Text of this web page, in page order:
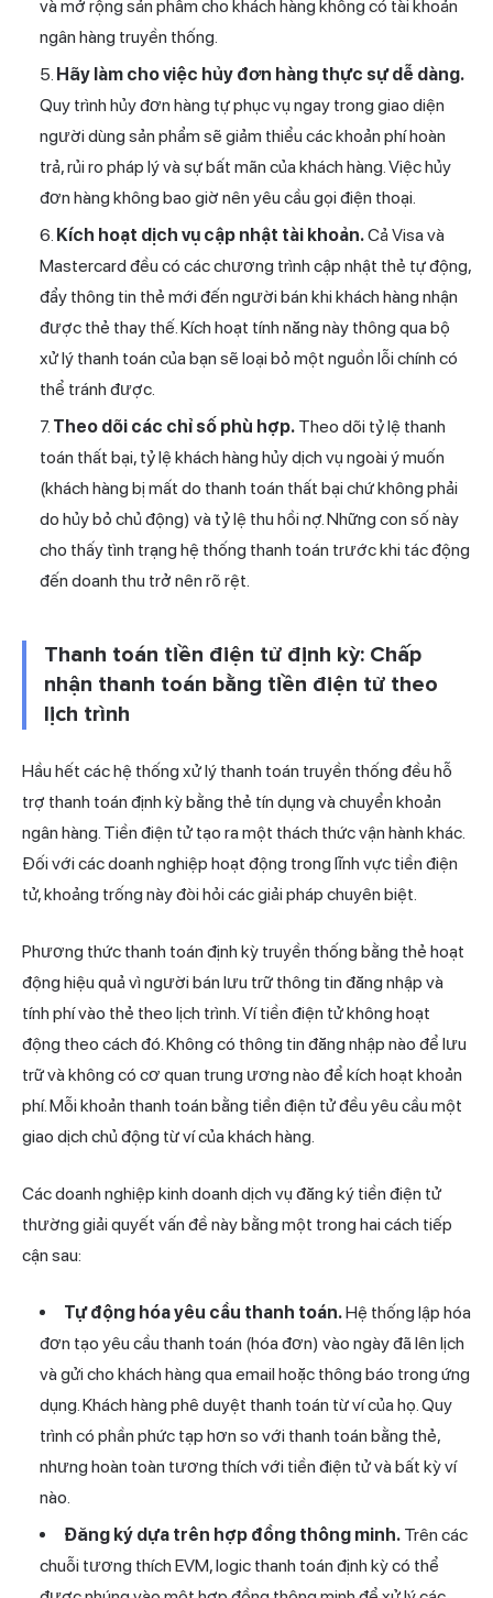
và mở rộng sản phẩm cho khách hàng không có tài khoản
ngân hàng truyền thống.
Hãy làm cho việc hủy đơn hàng thực sự dễ dàng.
Quy trình hủy đơn hàng tự phục vụ ngay trong giao diện
người dùng sản phẩm sẽ giảm thiểu các khoản phí hoàn
trả, rủi ro pháp lý và sự bất mãn của khách hàng. Việc hủy
đơn hàng không bao giờ nên yêu cầu gọi điện thoại.
Kích hoạt dịch vụ cập nhật tài khoản.Cả Visa và
Mastercard đều có các chương trình cập nhật thẻ tự động,
đẩy thông tin thẻ mới đến người bán khi khách hàng nhận
được thẻ thay thế. Kích hoạt tính năng này thông qua bộ
xử lý thanh toán của bạn sẽ loại bỏ một nguồn lỗi chính có
thể tránh được.
Theo dõi các chỉ số phù hợp. Theo dõi tỷ lệ thanh
toán thất bại, tỷ lệ khách hàng hủy dịch vụ ngoài ý muốn
(khách hàng bị mất do thanh toán thất bại chứ không phải
do hủy bỏ chủ động) và tỷ lệ thu hồi nợ. Những con số này
cho thấy tình trạng hệ thống thanh toán trước khi tác động
đến doanh thu trở nên rõ rệt.
Thanh toán tiền điện tử định kỳ: Chấp
nhận thanh toán bằng tiền điện tử theo
lịch trình
Hầu hết các hệ thống xử lý thanh toán truyền thống đều hỗ
trợ thanh toán định kỳ bằng thẻ tín dụng và chuyển khoản
ngân hàng. Tiền điện tử tạo ra một thách thức vận hành khác.
Đối với các doanh nghiệp hoạt động trong lĩnh vực tiền điện
tử, khoảng trống này đòi hỏi các giải pháp chuyên biệt.
Phương thức thanh toán định kỳ truyền thống bằng thẻ hoạt
động hiệu quả vì người bán lưu trữ thông tin đăng nhập và
tính phí vào thẻ theo lịch trình. Ví tiền điện tử không hoạt
động theo cách đó. Không có thông tin đăng nhập nào để lưu
trữ và không có cơ quan trung ương nào để kích hoạt khoản
phí. Mỗi khoản thanh toán bằng tiền điện tử đều yêu cầu một
giao dịch chủ động từ ví của khách hàng.
Các doanh nghiệp kinh doanh dịch vụ đăng ký tiền điện tử
thường giải quyết vấn đề này bằng một trong hai cách tiếp
cận sau:
Tự động hóa yêu cầu thanh toán.Hệ thống lập hóa
đơn tạo yêu cầu thanh toán (hóa đơn) vào ngày đã lên lịch
và gửi cho khách hàng qua email hoặc thông báo trong ứng
dụng. Khách hàng phê duyệt thanh toán từ ví của họ. Quy
trình có phần phức tạp hơn so với thanh toán bằng thẻ,
nhưng hoàn toàn tương thích với tiền điện tử và bất kỳ ví
nào.
Đăng ký dựa trên hợp đồng thông minh. Trên các
chuỗi tương thích EVM, logic thanh toán định kỳ có thể